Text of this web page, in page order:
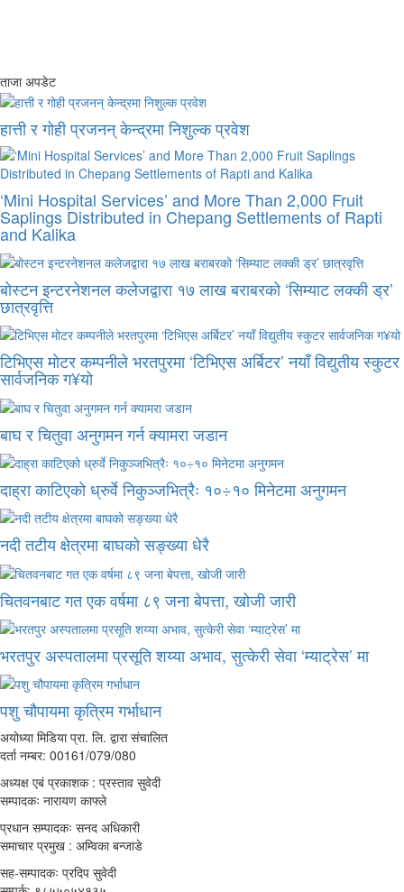
ताजा अपडेट
हात्ती र गोही प्रजनन् केन्द्रमा निशुल्क प्रवेश
‘Mini Hospital Services’ and More Than 2,000 Fruit
Saplings Distributed in Chepang Settlements of Rapti
and Kalika
बोस्टन इन्टरनेशनल कलेजद्वारा १७ लाख बराबरको ‘सिम्याट लक्की ड्र’
छात्रवृत्ति
टिभिएस मोटर कम्पनीले भरतपुरमा ‘टिभिएस अर्बिटर’ नयाँ विद्युतीय स्कुटर
सार्वजनिक ग¥यो
बाघ र चितुवा अनुगमन गर्न क्यामरा जडान
दाह्रा काटिएको ध्रुर्वे निकुञ्जभित्रैः १०÷१० मिनेटमा अनुगमन
नदी तटीय क्षेत्रमा बाघको सङ्ख्या धेरै
चितवनबाट गत एक वर्षमा ८९ जना बेपत्ता, खोजी जारी
भरतपुर अस्पतालमा प्रसूति शय्या अभाव, सुत्केरी सेवा ‘म्याट्रेस’ मा
पशु चौपायमा कृत्रिम गर्भाधान
अयोध्या मिडिया प्रा. लि. द्वारा संचालित
दर्ता नम्बर: 00161/079/080
अध्यक्ष एबं प्रकाशक : प्रस्ताव सुवेदी
सम्पादकः नारायण काफ्ले
प्रधान सम्पादकः सनद अधिकारी
समाचार प्रमुख : अम्विका बन्जाडे
सह-सम्पादकः प्रदिप सुवेदी